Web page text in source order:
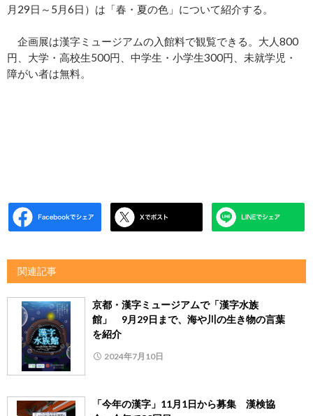
月29日～5月6日）は「春・夏の色」について紹介する。
企画展は漢字ミュージアムの入館料で観覧できる。大人800
円、大学・高校生500円、中学生・小学生300円、未就学児・
障がい者は無料。
関連記事
京都・漢字ミュージアムで「漢字水族
館」 9月29日まで、海や川の生き物の言葉
を紹介
2024年7月10日
「今年の漢字」11月1日から募集 漢検協